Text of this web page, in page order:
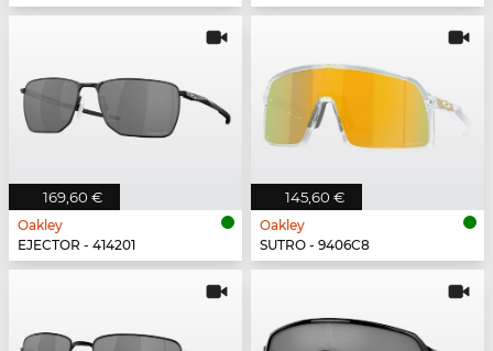
169,60 €
Oakley
EJECTOR - 414201
145,60 €
Oakley
SUTRO - 9406C8